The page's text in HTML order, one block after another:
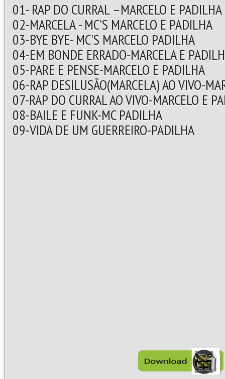
01- RAP DO CURRAL –MARCELO E PADILHA
02-MARCELA - MC'S MARCELO E PADILHA
03-BYE BYE- MC'S MARCELO PADILHA
04-EM BONDE ERRADO-MARCELA E
05-PARE E PENSE-MARCELO E PADILHA
06-RAP DESILUSÃO(MARCELA) AO VIVO-
07-RAP DO CURRAL AO VIVO-MARCELO E
08-BAILE E FUNK-MC PADILHA
09-VIDA DE UM GUERREIRO-PADILHA